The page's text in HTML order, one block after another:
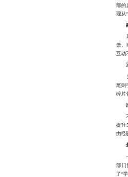
部的
现从
现
票、
互动
为
尾则
碎片
不
提升
由经
一
部门
了“